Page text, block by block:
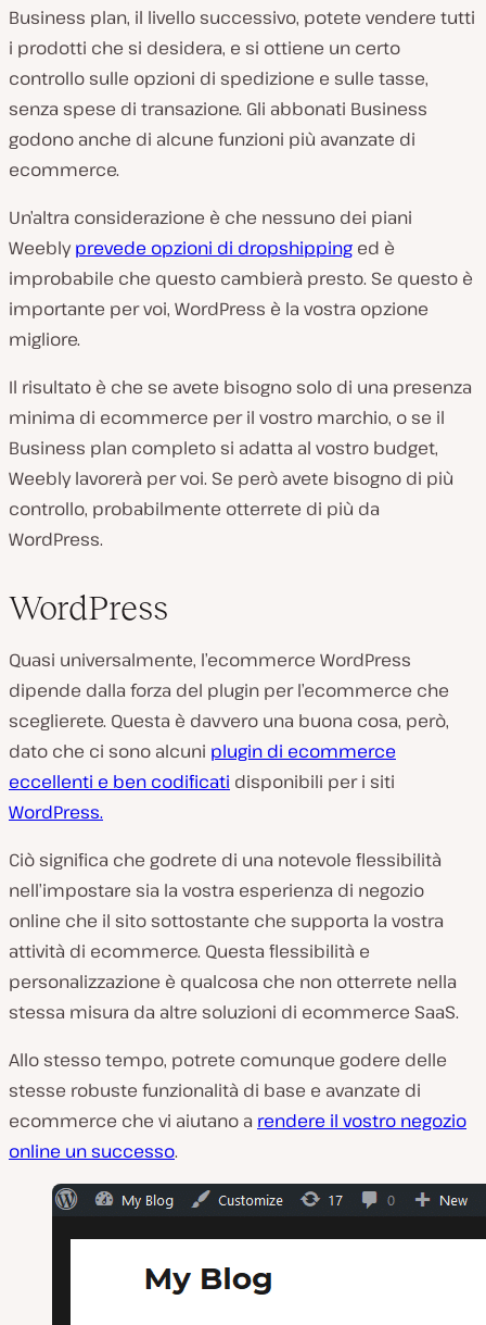
Business plan, il livello successivo, potete vendere tutti
i prodotti che si desidera, e si ottiene un certo
controllo sulle opzioni di spedizione e sulle tasse,
senza spese di transazione. Gli abbonati Business
godono anche di alcune funzioni più avanzate di
ecommerce.
Un’altra considerazione è che nessuno dei piani
Weeblyprevede opzioni di dropshipping ed è
improbabile che questo cambierà presto. Se questo è
importante per voi, WordPress è la vostra opzione
migliore.
Il risultato è che se avete bisogno solo di una presenza
minima di ecommerce per il vostro marchio, o se il
Business plan completo si adatta al vostro budget,
Weebly lavorerà per voi. Se però avete bisogno di più
controllo, probabilmente otterrete di più da
WordPress.
WordPress
Quasi universalmente, l’ecommerce WordPress
dipende dalla forza del plugin per l’ecommerce che
sceglierete. Questa è davvero una buona cosa, però,
dato che ci sono alcuni plugin di ecommerce
eccellenti e ben codificati disponibili per i siti
WordPress.
Ciò significa che godrete di una notevole flessibilità
nell’impostare sia la vostra esperienza di negozio
online che il sito sottostante che supporta la vostra
attività di ecommerce. Questa flessibilità e
personalizzazione è qualcosa che non otterrete nella
stessa misura da altre soluzioni di ecommerce SaaS.
Allo stesso tempo, potrete comunque godere delle
stesse robuste funzionalità di base e avanzate di
ecommerce che vi aiutano a rendere il vostro negozio
online un successo.